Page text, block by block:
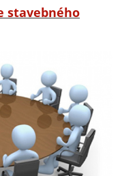
stavebného